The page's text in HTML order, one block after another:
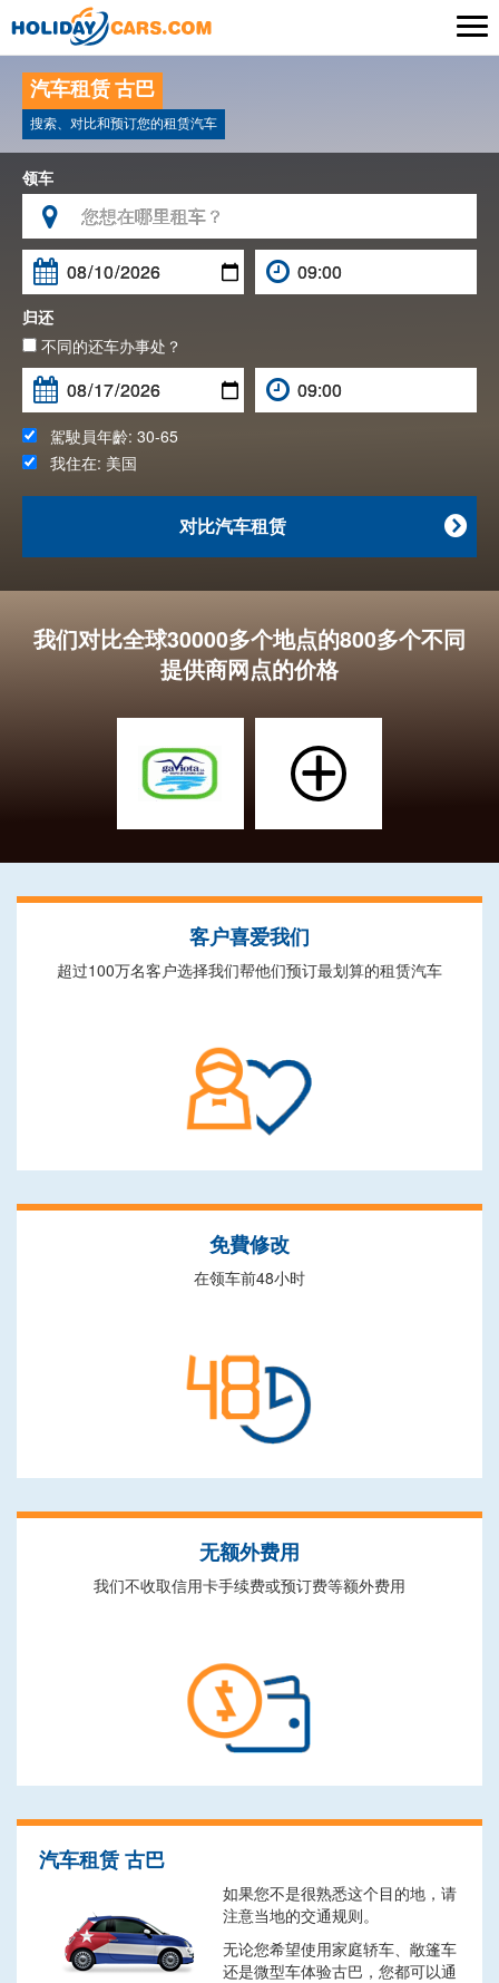
汽车租赁 古巴
搜索、对比和预订您的租赁汽车
领车


归还
不同的还车办事处？
駕駛員年齡: 30-65
我住在: 美国

对比汽车租赁
我们对比全球30000多个地点的800多个不同
提供商网点的价格
客户喜爱我们
超过100万名客户选择我们帮他们预订最划算的租赁汽车
免費修改
在领车前48小时
无额外费用
我们不收取信用卡手续费或预订费等额外费用
汽车租赁 古巴
如果您不是很熟悉这个目的地，请
注意当地的交通规则。
无论您希望使用家庭轿车、敞篷车
还是微型车体验古巴，您都可以通